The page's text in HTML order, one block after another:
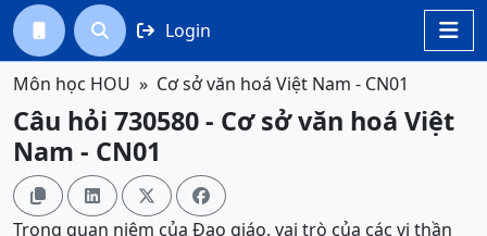

  Login
Môn học HOU Cơ sở văn hoá Việt Nam - CN01
Câu hỏi 730580 - Cơ sở văn hoá Việt
Nam - CN01
   
Trong quan niệm của Đạo giáo, vai trò của các vị thần